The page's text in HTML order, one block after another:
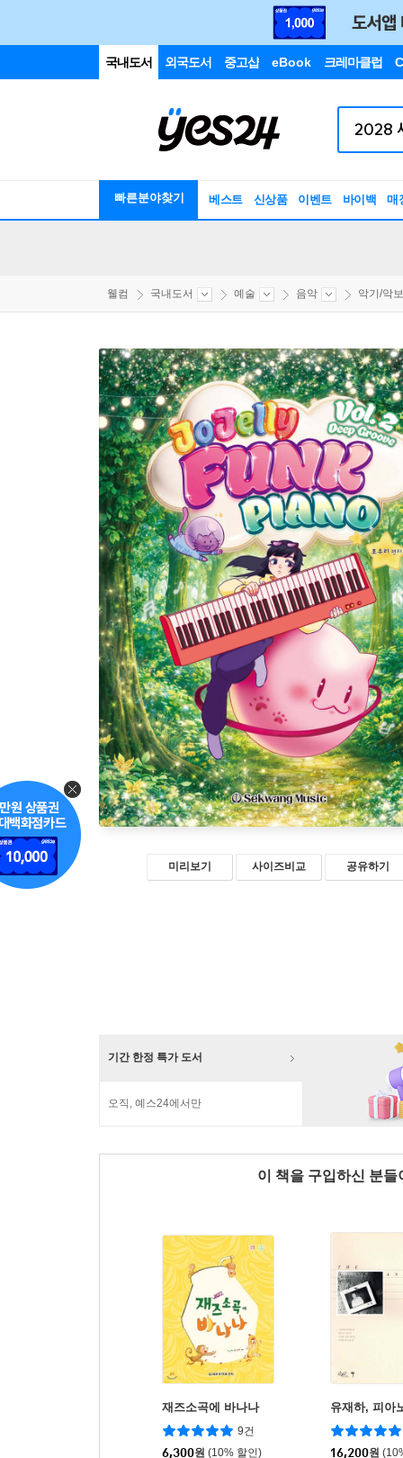
국내도서 외국도서 중고샵 eBook 크레마클럽
빠른분야찾기 베스트 신상품 이벤트 바이백 매
웰컴 국내도서 예술 음악 악기/악
미리보기 사이즈비교 공유하기
기간 한정 특가 도서
오직, 예스24에서만
이 책을 구입하신 분
재즈소곡에 바나나
9건
6,300원 (10% 할인)
유재하, 피아
16,200원